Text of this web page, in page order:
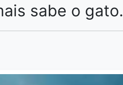
sabe o gato.